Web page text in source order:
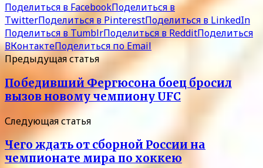
Поделиться в FacebookПоделиться в
TwitterПоделиться в PinterestПоделиться в LinkedIn
Поделиться в TumblrПоделиться в RedditПоделиться
ВКонтактеПоделиться по Email
Предыдущая статья
Победивший Фергюсона боец бросил
вызов новому чемпиону UFC
Следующая статья
Чего ждать от сборной России на
чемпионате мира по хоккею